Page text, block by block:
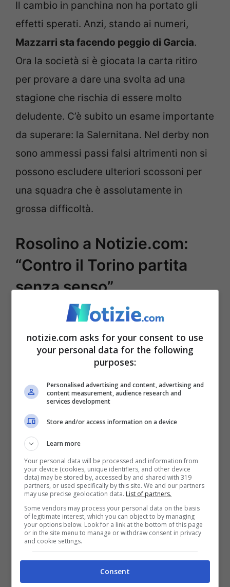
Il cambio in panchina non ha portato gli
effetti sperati. Anzi, stando ai numeri,
Mazzarri sta facendo peggio di Garcia.
Ora la società si è giocata la carta ritiro
per provare a dare una svolta ad una
stagione che rischia di essere molto
deludente. C’è subito un esame importante
da superare: la Salernitana. Nel derby non
sono ammessi passi falsi altrimenti non si
possono escludere ulteriori scossoni per
una squadra che è assolutamente in
grossa difficoltà.
Rosolino a Notizie.com:
“Contro il Torino partita
senza senso”
La sconfitta in casa del Torinoha
confermato tutte le difficoltà della squadra
Campione d’Italia. E bisogna dire che la
granata i tifosi partenopei avevano iniziato
a credere seriamente allo Scudetto. Ora
nemmeno un anno dopo tutto è cambiato e
tra i tifosi azzurri si respira tanta delusione.
Partita senza senso quella di ieri–
sottolinea ai nostri microfoni Massimiliano
Rosolino –giocatori disorientati e senza
idee. Qualcosa si è rotto. Probabilmente
l’unica strada è quella del ritiro dopo aver
cambiamento il tecnico. E dobbiamo dire
notizie.com asks for your consent to use
your personal data for the following
purposes:
Personalised advertising and content, advertising and
content measurement, audience research and
services development
Store and/or access information on a device
Learn more
Your personal data will be processed and information from
your device (cookies, unique identifiers, and other device
data) may be stored by, accessed by and shared with 319
partners, or used specifically by this site. We and our partners
may use precise geolocation data. List of partners.
Some vendors may process your personal data on the basis
of legitimate interest, which you can object to by managing
your options below. Look for a link at the bottom of this page
or in the site menu to manage or withdraw consent in privacy
and cookie settings.
Consent